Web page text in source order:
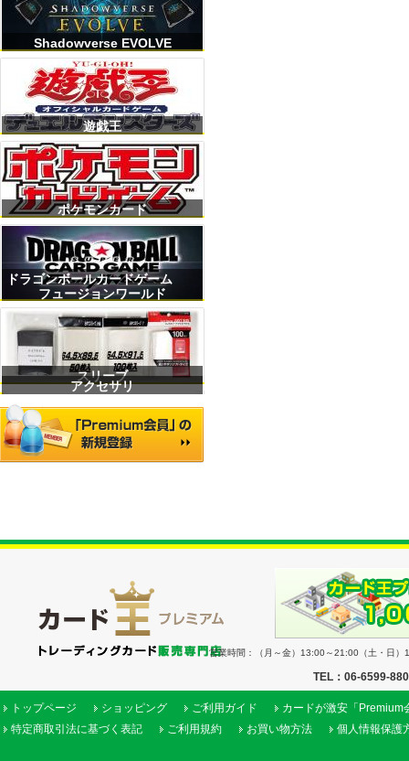
Shadowverse EVOLVE
遊戯王
ポケモンカード
ドラゴンボールカードゲーム
フュージョンワールド
スリーブ
アクセサリ
営業時間：（月～金）13:00～21:00（土・日
TEL：06-6599-
トップページ ショッピング ご利用ガイド
カードが激安「Premium
特定商取引法に基づく表記
ご利用規約 お買い物方法 個人情報保護